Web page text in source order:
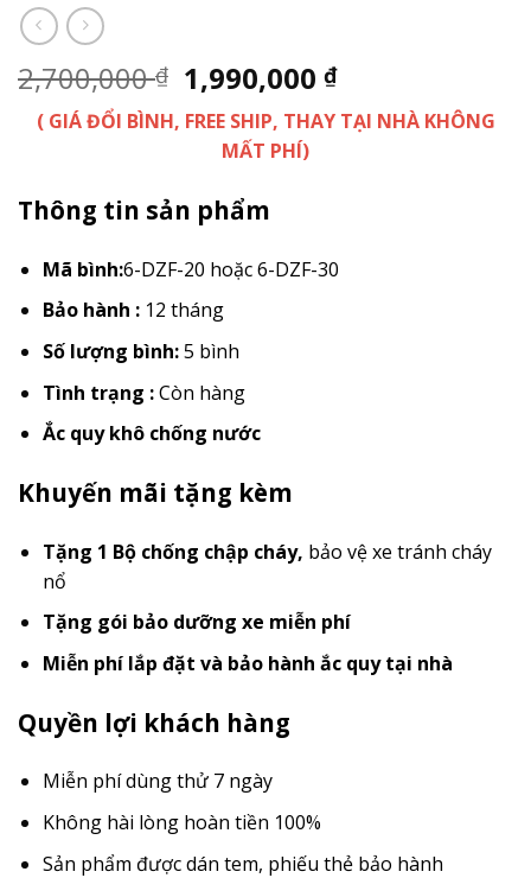
2,700,000₫ 1,990,000₫
( GIÁ ĐỔI BÌNH, FREE SHIP, THAY TẠI NHÀ KHÔNG
MẤT PHÍ)
Thông tin sản phẩm
Mã bình:6-DZF-20 hoặc 6-DZF-30
Bảo hành : 12 tháng
Số lượng bình:5 bình
Tình trạng :Còn hàng
Ắc quy khô chống nước
Khuyến mãi tặng kèm
Tặng 1 Bộ chống chập cháy, bảo vệ xe tránh cháy
nổ
Tặng gói bảo dưỡng xe miễn phí
Miễn phí lắp đặt và bảo hành ắc quy tại nhà
Quyền lợi khách hàng
Miễn phí dùng thử 7 ngày
Không hài lòng hoàn tiền 100%
Sản phẩm được dán tem, phiếu thẻ bảo hành